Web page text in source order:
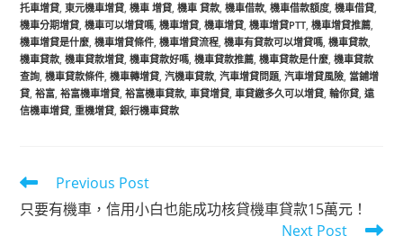
托車增貸, 東元機車增貸, 機車 增貸, 機車 貸款, 機車借款, 機車借款額度, 機車借貸,
機車分期增貸, 機車可以增貸嗎, 機車增貸, 機車增貸, 機車增貸PTT, 機車增貸推薦,
機車增貸是什麼, 機車增貸條件, 機車增貸流程, 機車有貸款可以增貸嗎, 機車貸款,
機車貸款, 機車貸款增貸, 機車貸款好嗎, 機車貸款推薦, 機車貸款是什麼, 機車貸款
查詢, 機車貸款條件, 機車轉增貸, 汽機車貸款, 汽車增貸問題, 汽車增貸風險, 當鋪增
貸, 裕富, 裕富機車增貸, 裕富機車貸款, 車貸增貸, 車貸繳多久可以增貸, 輪你貸, 遠
信機車增貸, 重機增貸, 銀行機車貸款
Previous Post
只要有機車，信用小白也能成功核貸機車貸款15萬元！
Next Post